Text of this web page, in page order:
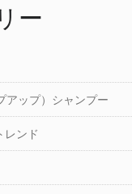
ー
アップ）シャンプー
レンド